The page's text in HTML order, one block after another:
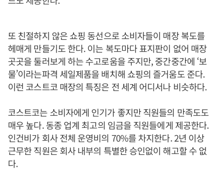
또 친절하지 않은 쇼핑 동선으로 소비자들이 매장 복도를
헤매게 만들기도 한다. 이는 복도마다 표지판이 없어 매장
곳곳을 둘러보게 하는 수고로움을 주지만, 중간중간에 ‘보
물’이라는파격 세일제품을 배치해 쇼핑의 즐거움도 준다.
이런 코스트코 매장의 특징은 전 세계 어디서나 비슷하다.
코스트코는 소비자에게 인기가 좋지만 직원들의 만족도도
매우 높다. 동종 업계 최고의 임금을 직원들에게 제공한다.
인건비가 회사 전체 운영비의 70%를 차지한다. 2년 이상
근무한 직원은 회사 내부의 특별한 승인없이 해고할 수 없
다.